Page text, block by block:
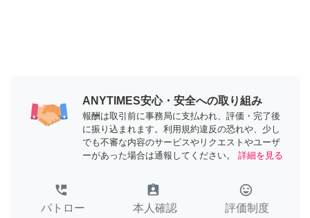
ANYTIMES安心・安全への取り組み
報酬は取引前に事務局に支払われ、評価・完了後
に振り込まれます。利用規約違反の恐れや、少し
でも不審な内容のサービスやリクエストやユーザ
ーがあった場合は通報してください。
詳細を見る
perm_phone_msg
パトロー
assignment_ind
本人確認
tag_faces
評価制度